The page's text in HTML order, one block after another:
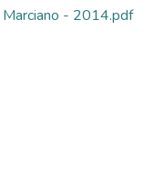
- 2014.pdf